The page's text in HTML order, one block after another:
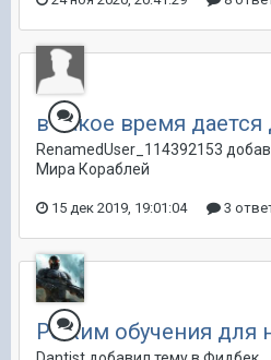
в какое время
RenamedUser_114392153
Мира Кораблей
15 дек 2019, 19:01:04 3
Режим обучения для